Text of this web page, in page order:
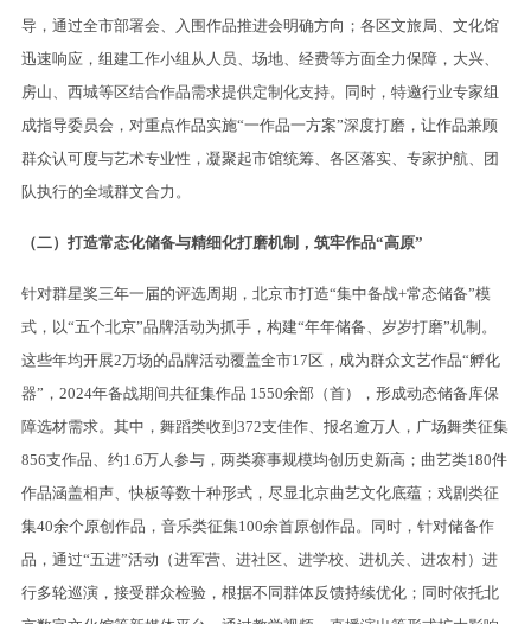
导，通过全市部署会、入围作品推进会明确方向；各区文旅局、文化馆
迅速响应，组建工作小组从人员、场地、经费等方面全力保障，大兴、
房山、西城等区结合作品需求提供定制化支持。同时，特邀行业专家组
成指导委员会，对重点作品实施“一作品一方案”深度打磨，让作品兼顾
群众认可度与艺术专业性，凝聚起市馆统筹、各区落实、专家护航、团
队执行的全域群文合力。
（二）打造常态化储备与精细化打磨机制，筑牢作品“高原”
针对群星奖三年一届的评选周期，北京市打造“集中备战+常态储备”模
式，以“五个北京”品牌活动为抓手，构建“年年储备、岁岁打磨”机制。
这些年均开展2万场的品牌活动覆盖全市17区，成为群众文艺作品“孵化
器”，2024年备战期间共征集作品 1550余部（首），形成动态储备库保
障选材需求。其中，舞蹈类收到372支佳作、报名逾万人，广场舞类征集
856支作品、约1.6万人参与，两类赛事规模均创历史新高；曲艺类180件
作品涵盖相声、快板等数十种形式，尽显北京曲艺文化底蕴；戏剧类征
集40余个原创作品，音乐类征集100余首原创作品。同时，针对储备作
品，通过“五进”活动（进军营、进社区、进学校、进机关、进农村）进
行多轮巡演，接受群众检验，根据不同群体反馈持续优化；同时依托北